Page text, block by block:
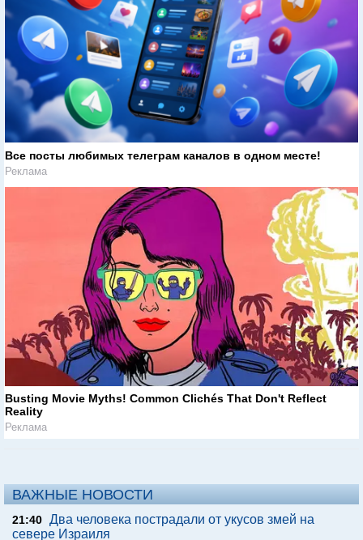
Все посты любимых телеграм каналов в одном месте!
Реклама
Busting Movie Myths! Common Clichés That Don't Reflect
Reality
Реклама
ВАЖНЫЕ НОВОСТИ
21:40 Два человека пострадали от укусов змей на
севере Израиля